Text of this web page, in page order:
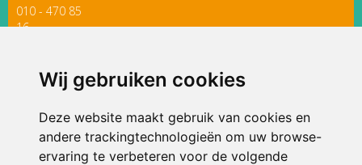
Wij gebruiken cookies
Deze website maakt gebruik van cookies en
andere trackingtechnologieën om uw browse-
ervaring te verbeteren voor de volgende
010 - 470 85
16
ONDERDEEL VAN